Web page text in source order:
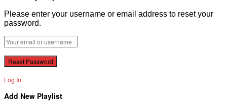
Please enter your username or email address to reset your
password.
Log In
Add New Playlist